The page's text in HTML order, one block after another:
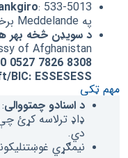
: 533-5013
په Meddelande برخه کې د سند دارنده نوم ولیکئ.
د سویډن څخه بهر
of Afghanistan
0527 7826 8308
BIC: ESSESESS
مهم ټکي
د اسنادو چمتووالی
ډاډ ترلاسه کړئ
دي.
نیمګړي